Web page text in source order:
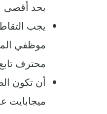
بحد أقصى
يجب التقاط
موظفي
محترف
ميجابايت